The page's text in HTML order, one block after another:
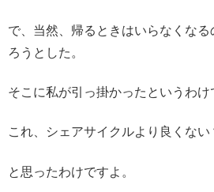
で、当然、帰るときはいらなくな
ろうとした。
そこに私が引っ掛かったというわけ
これ、シェアサイクルより良くない
と思ったわけですよ。